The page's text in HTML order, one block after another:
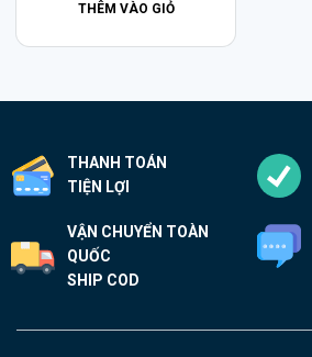
THÊM VÀO GIỎ
THANH TOÁN
TIỆN LỢI
VẬN CHUYỂN TOÀN
QUỐC
SHIP COD